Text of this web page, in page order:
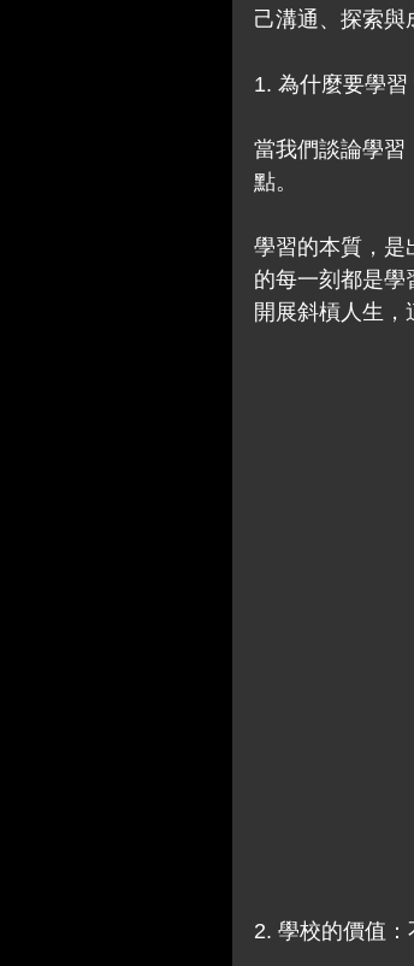
己溝通、探索與
1. 為什麼要學
當我們談論學習
點。
學習的本質，是
的每一刻都是學
開展斜槓人生，
2. 學校的價值